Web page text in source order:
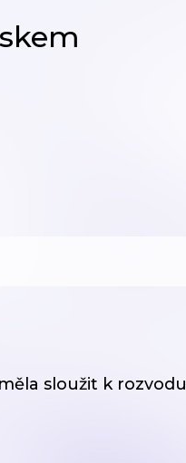
sloužit k rozvodu